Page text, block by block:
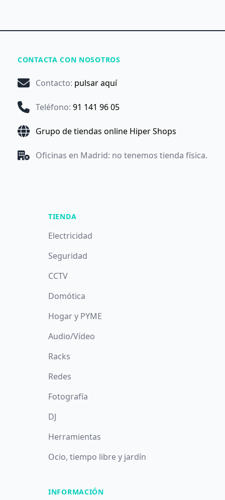
CONTACTA CON NOSOTROS
Contacto: pulsar aquí
Teléfono: 91 141 96 05
Grupo de tiendas online Hiper Shops
Oficinas en Madrid: no tenemos tienda física.
TIENDA
Electricidad
Seguridad
CCTV
Domótica
Hogar y PYME
Audio/Vídeo
Racks
Redes
Fotografía
DJ
Herramientas
Ocio, tiempo libre y jardín
INFORMACIÓN